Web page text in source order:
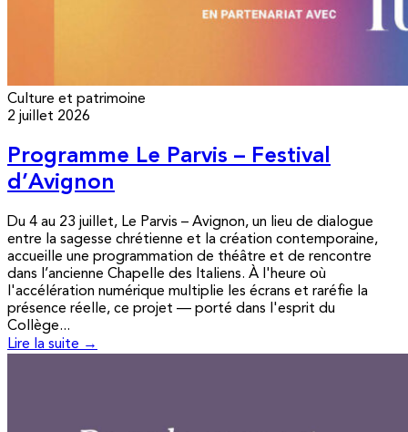
Culture et patrimoine
2 juillet 2026
Programme Le Parvis – Festival
d’Avignon
Du 4 au 23 juillet, Le Parvis – Avignon, un lieu de dialogue
entre la sagesse chrétienne et la création contemporaine,
accueille une programmation de théâtre et de rencontre
dans l’ancienne Chapelle des Italiens. À l'heure où
l'accélération numérique multiplie les écrans et raréfie la
présence réelle, ce projet — porté dans l'esprit du
Collège...
Lire la suite →